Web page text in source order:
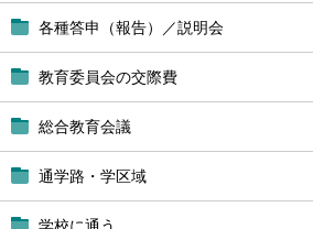
各種答申（報告）／説明会
教育委員会の交際費
総合教育会議
通学路・学区域